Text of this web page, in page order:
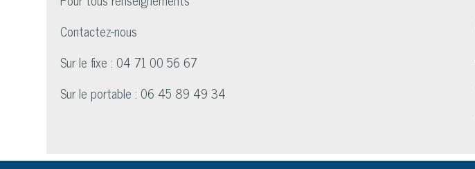
Contactez-nous
Sur le fixe : 04 71 00 56 67
Sur le portable : 06 45 89 49 34